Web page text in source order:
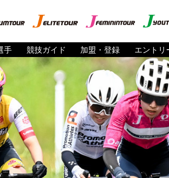
手 競技ガイド 加盟・登録 エントリ